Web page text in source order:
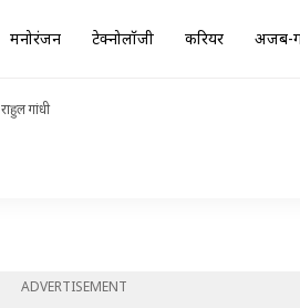
मनोरंजन टेक्नोलॉजी करियर अजब-
राहुल गांधी
ADVERTISEMENT